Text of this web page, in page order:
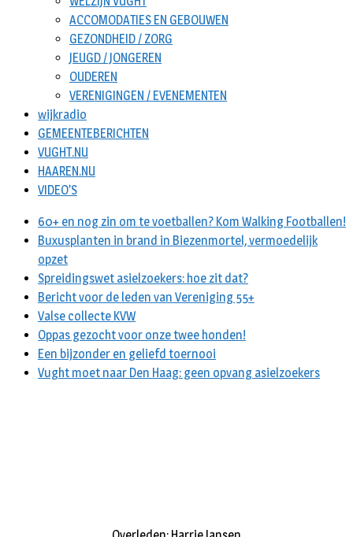
ACCOMODATIES EN GEBOUWEN
GEZONDHEID / ZORG
JEUGD / JONGEREN
OUDEREN
VERENIGINGEN / EVENEMENTEN
wijkradio
GEMEENTEBERICHTEN
VUGHT.NU
HAAREN.NU
VIDEO’S
60+ en nog zin om te voetballen? Kom Walking Footballen!
Buxusplanten in brand in Biezenmortel, vermoedelijk
opzet
Spreidingswet asielzoekers: hoe zit dat?
Bericht voor de leden van Vereniging 55+
Valse collecte KVW
Oppas gezocht voor onze twee honden!
Een bijzonder en geliefd toernooi
Vught moet naar Den Haag: geen opvang asielzoekers